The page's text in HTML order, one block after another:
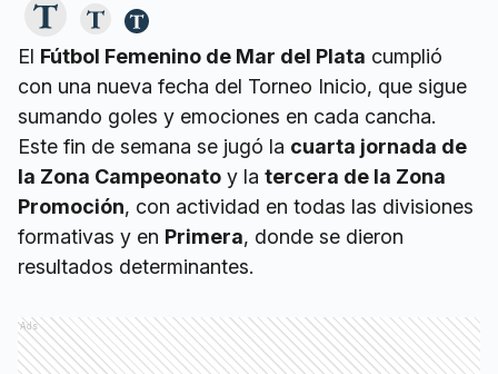
El Fútbol Femenino de Mar del Plata cumplió
con una nueva fecha del Torneo Inicio, que sigue
sumando goles y emociones en cada cancha.
Este fin de semana se jugó la cuarta jornada de
la Zona Campeonato y la tercera de la Zona
Promoción, con actividad en todas las divisiones
formativas y en Primera, donde se dieron
resultados determinantes.
Ads